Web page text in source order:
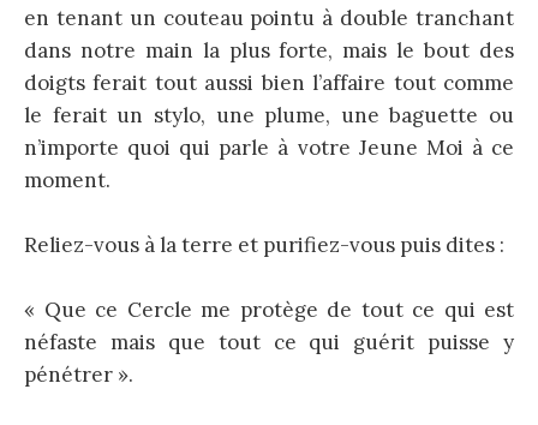
en tenant un couteau pointu à double tranchant
dans notre main la plus forte, mais le bout des
doigts ferait tout aussi bien l’affaire tout comme
le ferait un stylo, une plume, une baguette ou
n’importe quoi qui parle à votre Jeune Moi à ce
moment.
Reliez-vous à la terre et purifiez-vous puis dites :
« Que ce Cercle me protège de tout ce qui est
néfaste mais que tout ce qui guérit puisse y
pénétrer ».